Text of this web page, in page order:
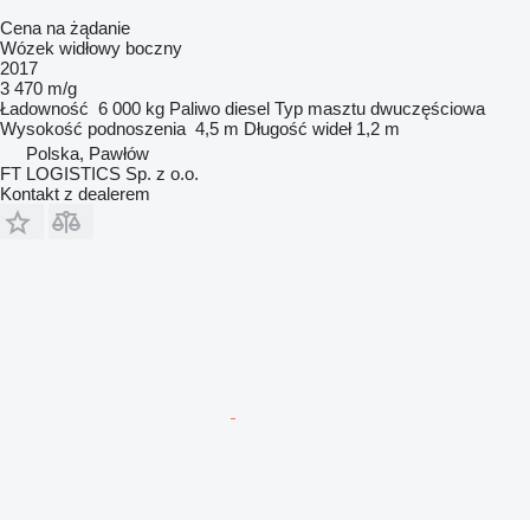
Cena na żądanie
Wózek widłowy boczny
2017
3 470 m/g
Ładowność 6 000 kg Paliwo diesel Typ masztu dwuczęściowa
Wysokość podnoszenia 4,5 m Długość wideł 1,2 m
Polska, Pawłów
FT LOGISTICS Sp. z o.o.
Kontakt z dealerem